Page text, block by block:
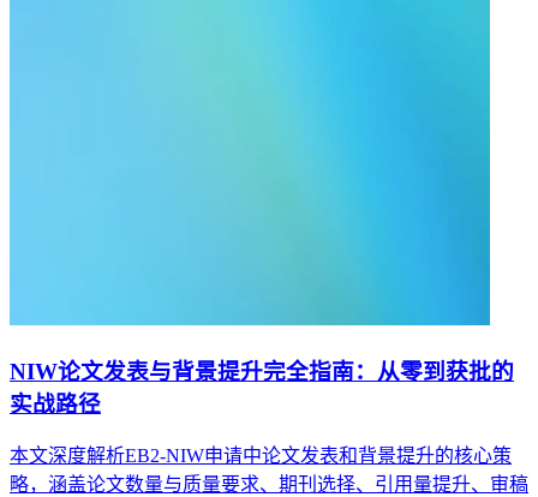
NIW论文发表与背景提升完全指南：从零到获批的
实战路径
本文深度解析EB2-NIW申请中论文发表和背景提升的核心策
略，涵盖论文数量与质量要求、期刊选择、引用量提升、审稿